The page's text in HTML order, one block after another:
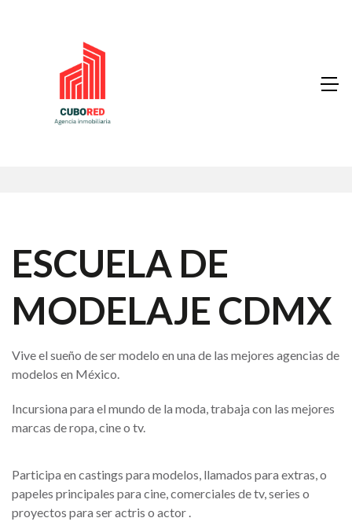
ESCUELA DE
MODELAJE CDMX
Vive el sueño de ser modelo en una de las mejores agencias de
modelos en México.
Incursiona para el mundo de la moda, trabaja con las mejores
marcas de ropa, cine o tv.
Participa en castings para modelos, llamados para extras, o
papeles principales para cine, comerciales de tv, series o
proyectos para ser actris o actor .